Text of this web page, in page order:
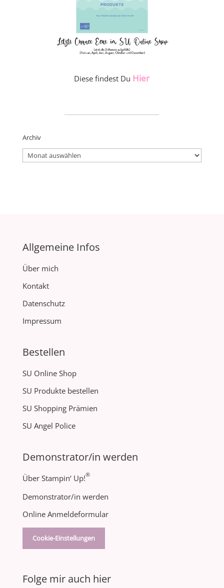
Diese findest Du Hier
Archiv
Archiv
Allgemeine Infos
Über mich
Kontakt
Datenschutz
Impressum
Bestellen
SU Online Shop
SU Produkte bestellen
SU Shopping Prämien
SU Angel Police
Demonstrator/in werden
Über Stampin‘ Up!®
Demonstrator/in werden
Online Anmeldeformular
Cookie-Einstellungen
Folge mir auch hier